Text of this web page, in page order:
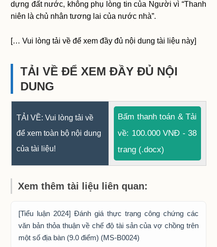
dựng đất nước, không phụ lòng tin của Người vì “Thanh
niên là chủ nhân tương lai của nước nhà”.
[… Vui lòng tải về để xem đầy đủ nội dung tài liệu này]
TẢI VỀ ĐỂ XEM ĐẦY ĐỦ NỘI
DUNG
TẢI VỀ: Vui lòng tải về
để xem toàn bộ nội dung
của tài liệu!
Bấm thanh toán & Tải
về: 100.000 VNĐ - 38
trang (.docx)
Xem thêm tài liệu liên quan:
[Tiểu luận 2024] Đánh giá thực trạng công chứng các
văn bản thỏa thuận về chế độ tài sản của vợ chồng trên
một số địa bàn (9.0 điểm) (MS-B0024)